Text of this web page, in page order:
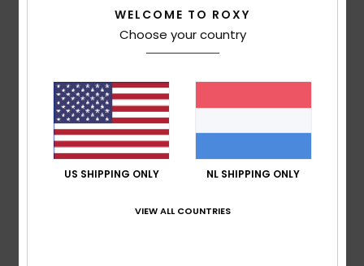
Gemiddelde score
4.0
gebaseerd op1 geverifieerde beoordelingen
april 2026
100% van onze klanten bevelen dit product aan
5.0
WELCOME TO ROXY
Choose your country
US SHIPPING ONLY NL SHIPPING ONLY
VIEW ALL COUNTRIES